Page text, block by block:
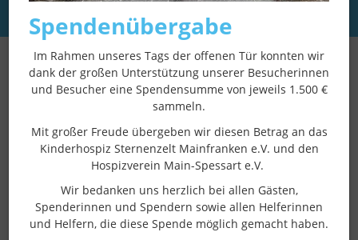
Wir erinnern an einen
geliebten Menschen
Spendenübergabe
Im Rahmen unseres Tags der offenen Tür konnten wir
dank der großen Unterstützung unserer Besucherinnen
und Besucher eine Spendensumme von jeweils 1.500 €
sammeln.
Mit großer Freude übergeben wir diesen Betrag an das
Kinderhospiz Sternenzelt Mainfranken e.V. und den
Hospizverein Main-Spessart e.V.
Wir bedanken uns herzlich bei allen Gästen,
Spenderinnen und Spendern sowie allen Helferinnen
und Helfern, die diese Spende möglich gemacht haben.